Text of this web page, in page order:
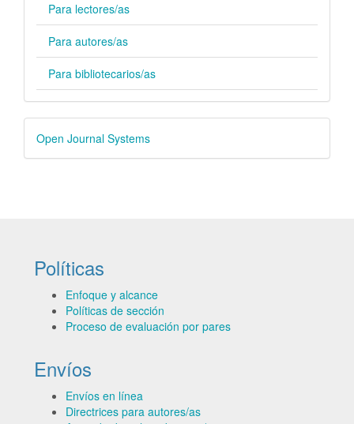
Para lectores/as
Para autores/as
Para bibliotecarios/as
Desarrollado
por
Open Journal Systems
Políticas
Enfoque y alcance
Políticas de sección
Proceso de evaluación por pares
Envíos
Envíos en línea
Directrices para autores/as